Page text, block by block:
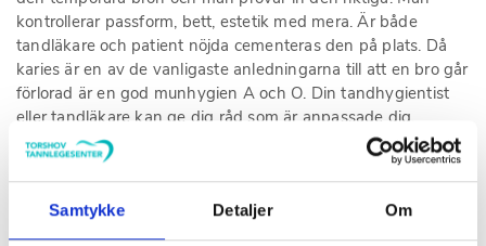
Samtykke Detaljer Om
kontrollerar passform, bett, estetik med mera. Är både
tandläkare och patient nöjda cementeras den på plats. Då
karies är en av de vanligaste anledningarna till att en bro går
förlorad är en god munhygien A och O. Din tandhygientist
eller tandläkare kan ge dig råd som är anpassade dig.
Vad kostar en bro?
Priset beror dels på vilket material man använder och hur